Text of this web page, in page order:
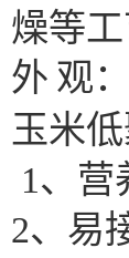
燥等工
外 观
玉米低
1、营
2、易